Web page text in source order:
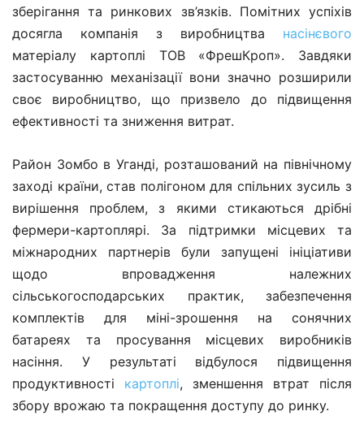
зберігання та ринкових зв’язків. Помітних успіхів
досягла компанія з виробництва насінєвого
матеріалу картоплі ТОВ «ФрешКроп». Завдяки
застосуванню механізації вони значно розширили
своє виробництво, що призвело до підвищення
ефективності та зниження витрат.
Район Зомбо в Уганді, розташований на північному
заході країни, став полігоном для спільних зусиль з
вирішення проблем, з якими стикаються дрібні
фермери-картоплярі. За підтримки місцевих та
міжнародних партнерів були запущені ініціативи
щодо впровадження належних
сільськогосподарських практик, забезпечення
комплектів для міні-зрошення на сонячних
батареях та просування місцевих виробників
насіння. У результаті відбулося підвищення
продуктивності картоплі, зменшення втрат після
збору врожаю та покращення доступу до ринку.